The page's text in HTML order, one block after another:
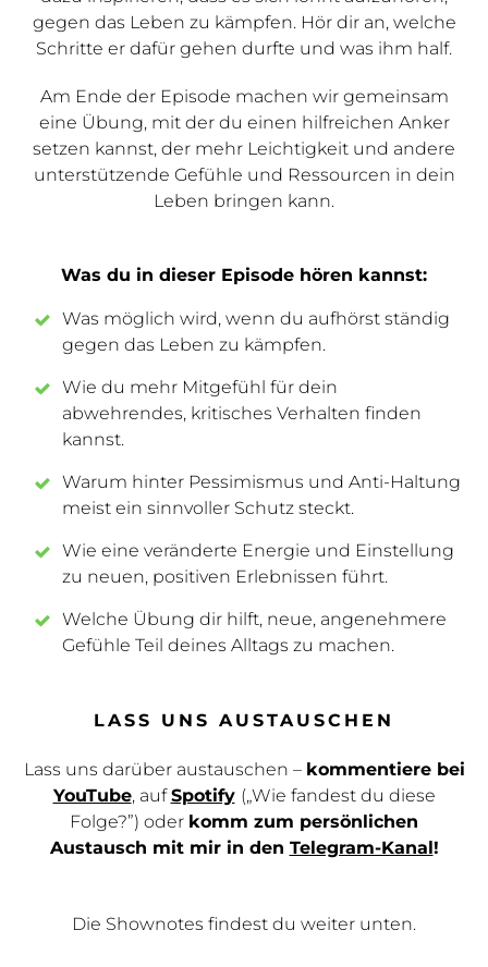
gegen das Leben zu kämpfen. Hör dir an, welche
Schritte er dafür gehen durfte und was ihm half.
Am Ende der Episode machen wir gemeinsam
eine Übung, mit der du einen hilfreichen Anker
setzen kannst, der mehr Leichtigkeit und andere
unterstützende Gefühle und Ressourcen in dein
Leben bringen kann.
Was du in dieser Episode hören kannst:
Was möglich wird, wenn du aufhörst ständig
gegen das Leben zu kämpfen.
Wie du mehr Mitgefühl für dein
abwehrendes, kritisches Verhalten finden
kannst.
Warum hinter Pessimismus und Anti-Haltung
meist ein sinnvoller Schutz steckt.
Wie eine veränderte Energie und Einstellung
zu neuen, positiven Erlebnissen führt.
Welche Übung dir hilft, neue, angenehmere
Gefühle Teil deines Alltags zu machen.
LASS UNS AUSTAUSCHEN
Lass uns darüber austauschen – kommentiere bei
YouTube, aufSpotify („Wie fandest du diese
Folge?”) oder komm zum persönlichen
Austausch mit mir in den Telegram-Kanal!
Die Shownotes findest du weiter unten.